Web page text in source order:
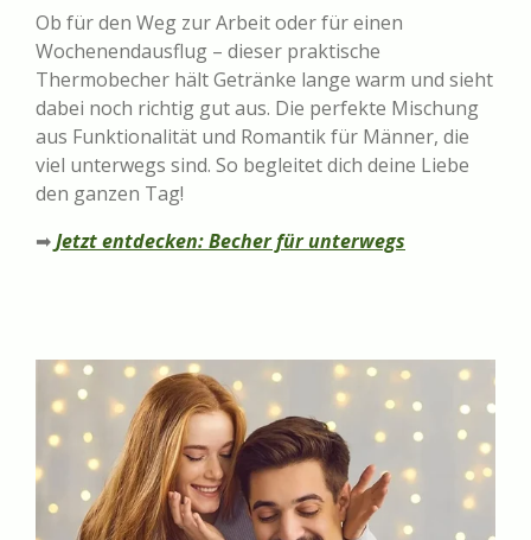
Ob für den Weg zur Arbeit oder für einen
Wochenendausflug – dieser praktische
Thermobecher hält Getränke lange warm und sieht
dabei noch richtig gut aus. Die perfekte Mischung
aus Funktionalität und Romantik für Männer, die
viel unterwegs sind. So begleitet dich deine Liebe
den ganzen Tag!
➡Jetzt entdecken: Becher für unterwegs